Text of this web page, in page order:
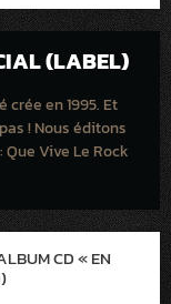
(LABEL)
crée en 1995. Et
! Nous éditons
Vive Le Rock
CD « EN